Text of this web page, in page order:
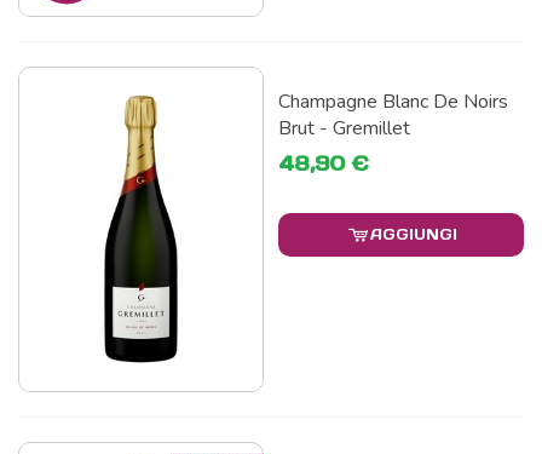
Champagne Blanc De Noirs
Brut - Gremillet
48,90 €
AGGIUNGI